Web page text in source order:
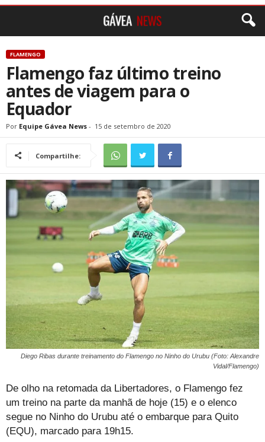
FLAMENGO
Flamengo faz último treino
antes de viagem para o
Equador
Por Equipe Gávea News - 15 de setembro de 2020
Compartilhe:
Diego Ribas durante treinamento do Flamengo no Ninho do Urubu (Foto: Alexandre
Vidal/Flamengo)
De olho na retomada da Libertadores, o Flamengo fez
um treino na parte da manhã de hoje (15) e o elenco
segue no Ninho do Urubu até o embarque para Quito
(EQU), marcado para 19h15.